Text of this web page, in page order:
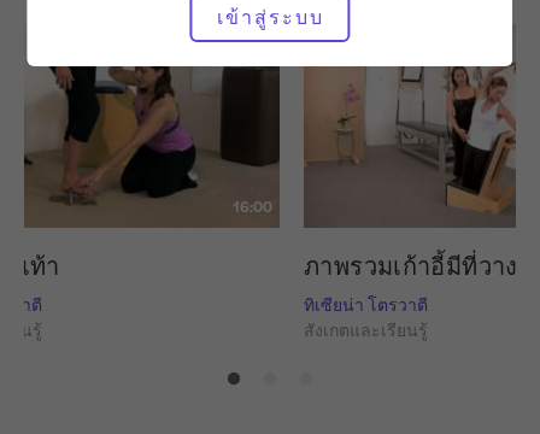
เข้าสู่ระบบ
16:00
เท้า
วาตี
ยนรู้
ภาพรวมเก้าอี้มีที่วาง
ทิเซียน่า โตรวาตี
สังเกตและเรียนรู้